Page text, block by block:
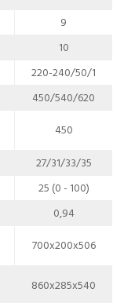
9
10
220-240/50/1
450/540/620
450
27/31/33/35
25 (0 - 100)
0,94
700x200x506
860x285x540